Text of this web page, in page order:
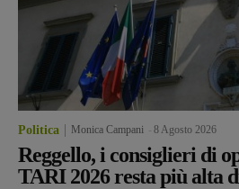
Politica Monica Campani 8 Agosto 2026
Reggello, i consiglieri di
TARI 2026 resta più alta